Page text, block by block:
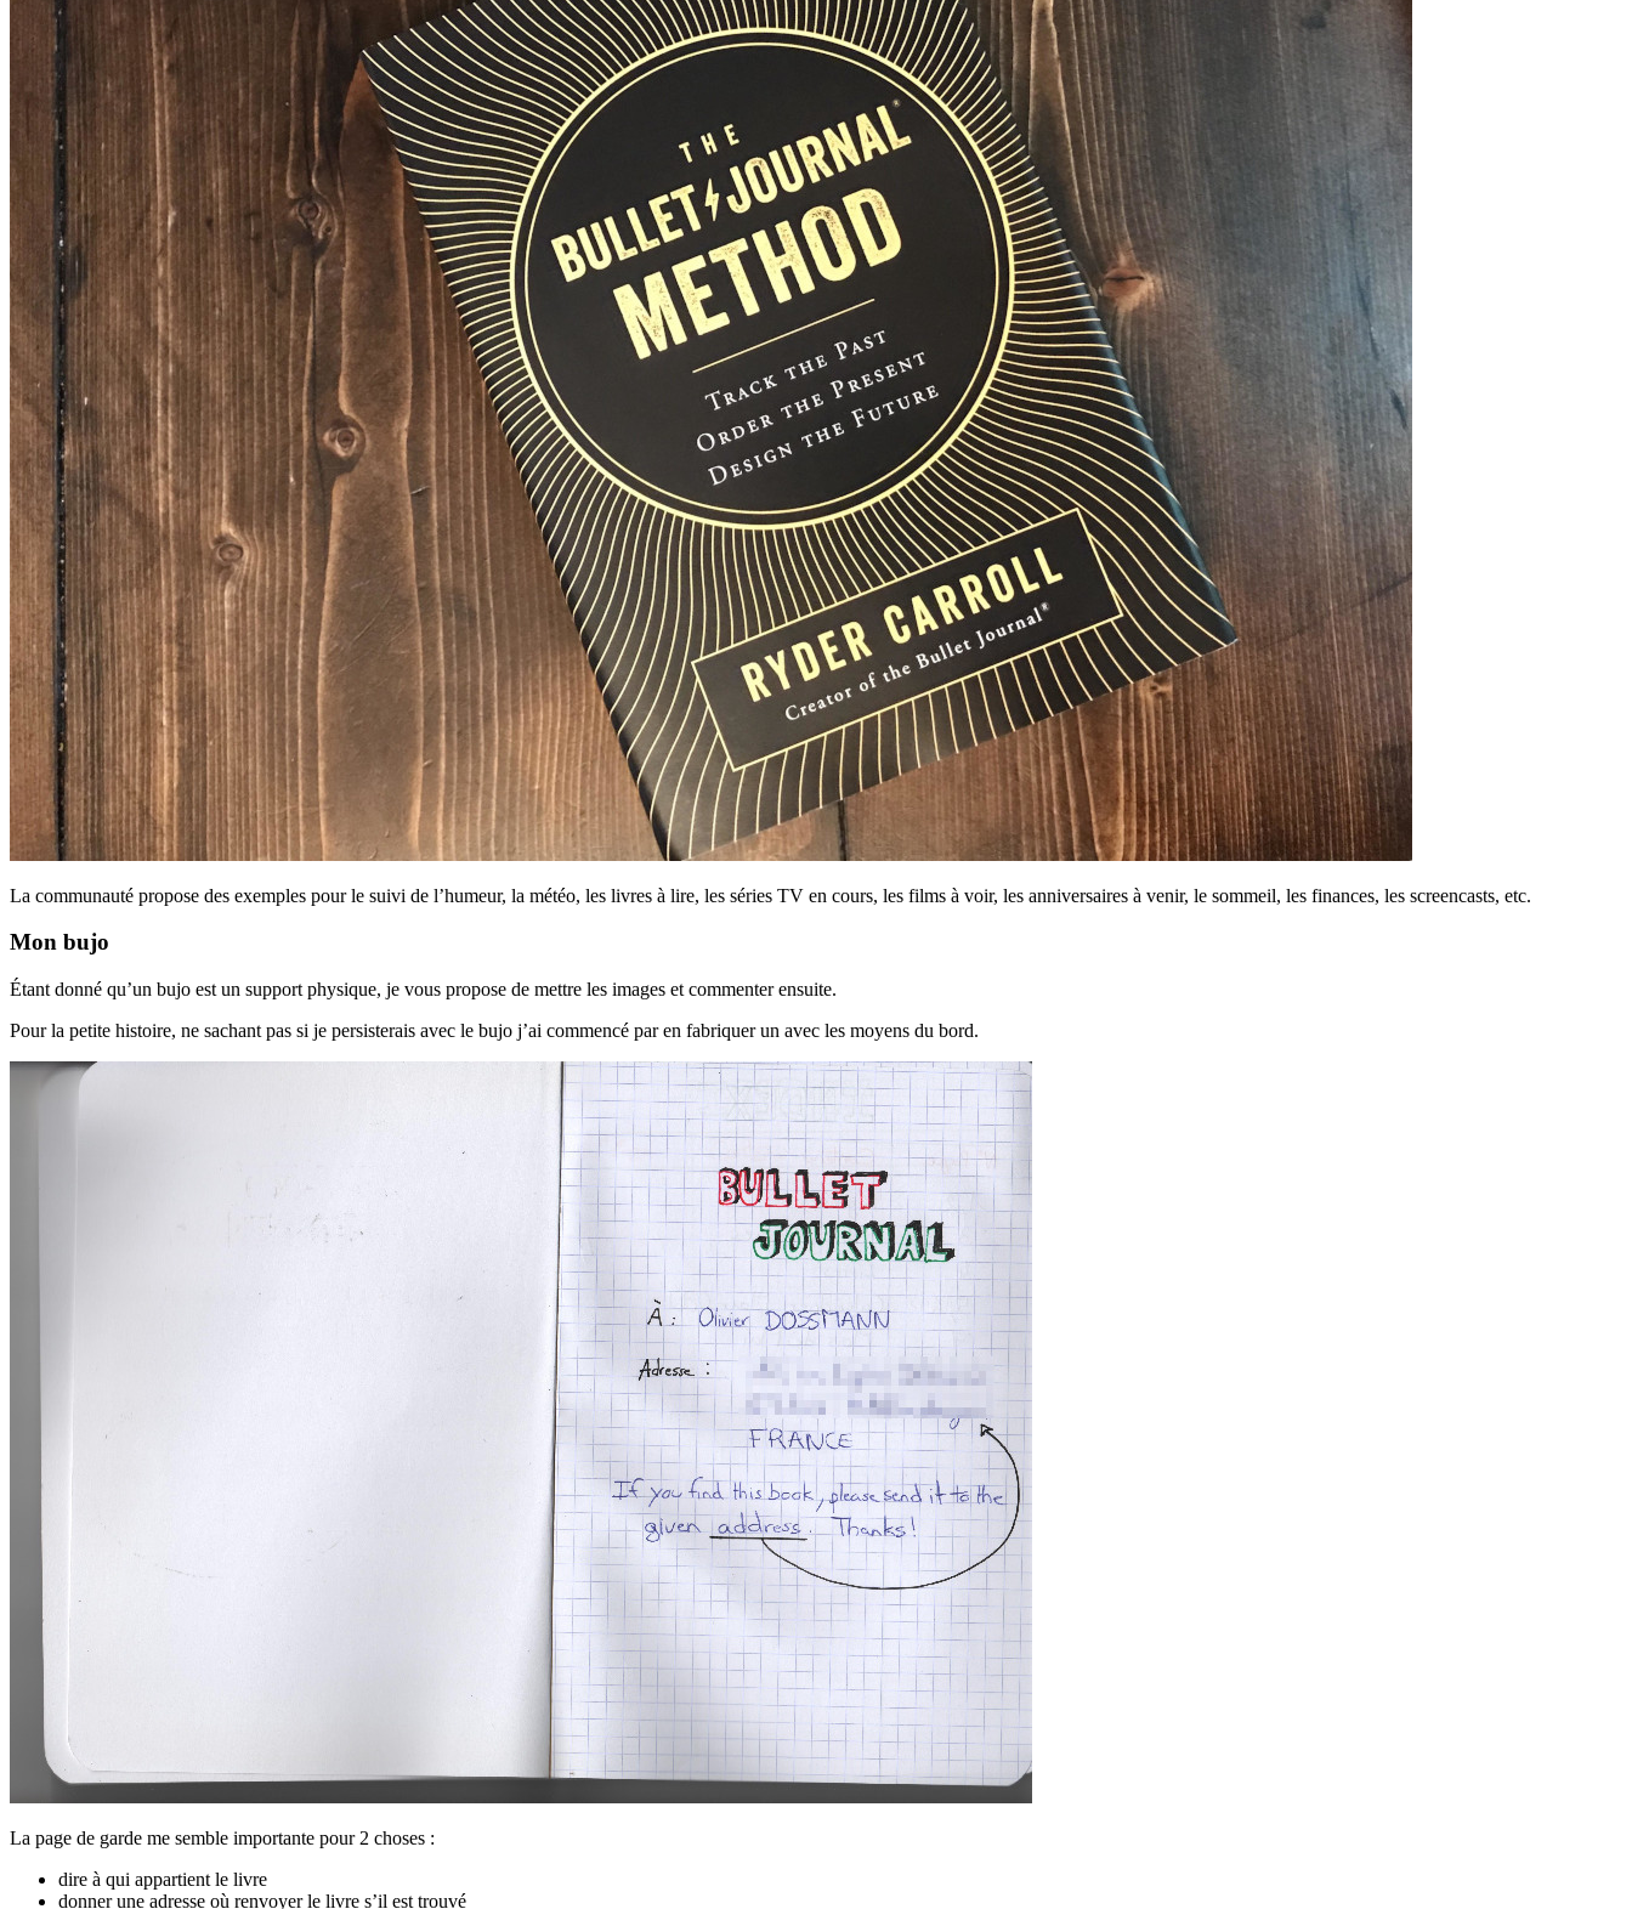
La communauté propose des exemples pour le suivi de l’humeur, la météo, les livres à lire, les séries TV en cours, les films à voir, les anniversaires à venir, le sommeil, les finances, les screencasts, etc.
Mon bujo
Étant donné qu’un bujo est un support physique, je vous propose de mettre les images et commenter ensuite.
Pour la petite histoire, ne sachant pas si je persisterais avec le bujo j’ai commencé par en fabriquer un avec les moyens du bord.
La page de garde me semble importante pour 2 choses :
dire à qui appartient le livre
donner une adresse où renvoyer le livre s’il est trouvé